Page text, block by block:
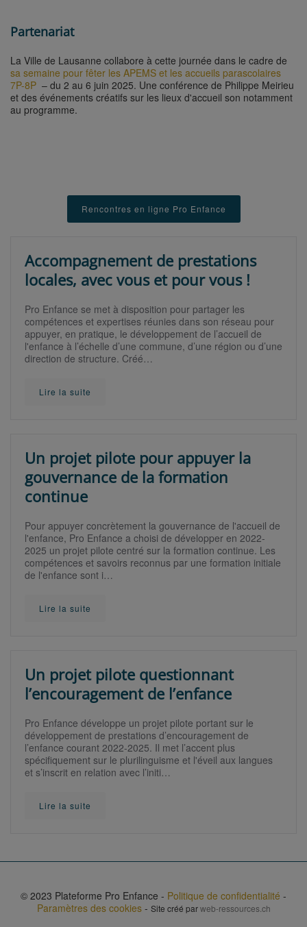
Partenariat
La Ville de Lausanne collabore à cette journée dans le cadre de
sa semaine pour fêter les APEMS et les accueils parascolaires
7P-8P – du 2 au 6 juin 2025. Une conférence de Philippe Meirieu
et des événements créatifs sur les lieux d'accueil son notamment
au programme.
Rencontres en ligne Pro Enfance
Accompagnement de prestations
locales, avec vous et pour vous !
Pro Enfance se met à disposition pour partager les
compétences et expertises réunies dans son réseau pour
appuyer, en pratique, le développement de l’accueil de
l'enfance à l’échelle d’une commune, d’une région ou d’une
direction de structure. Créé…
Lire la suite
Un projet pilote pour appuyer la
gouvernance de la formation
continue
Pour appuyer concrètement la gouvernance de l'accueil de
l'enfance, Pro Enfance a choisi de développer en 2022-
2025 un projet pilote centré sur la formation continue. Les
compétences et savoirs reconnus par une formation initiale
de l'enfance sont i…
Lire la suite
Un projet pilote questionnant
l’encouragement de l’enfance
Pro Enfance développe un projet pilote portant sur le
développement de prestations d’encouragement de
l’enfance courant 2022-2025. Il met l’accent plus
spécifiquement sur le plurilinguisme et l'éveil aux langues
et s’inscrit en relation avec l’initi…
Lire la suite
© 2023 Plateforme Pro Enfance - Politique de confidentialité -
Paramètres des cookies- Site créé parweb-ressources.ch